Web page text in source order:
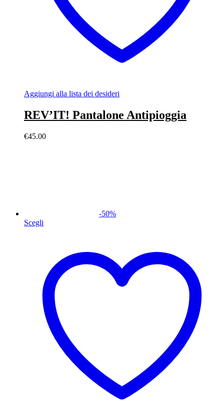
Aggiungi alla lista dei desideri
REV’IT! Pantalone Antipioggia
€45.00
-50%
Scegli